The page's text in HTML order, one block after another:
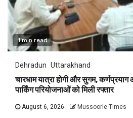
1 min read
Dehradun Uttarakhand
चारधाम यात्रा होगी और सुगम,
पार्किंग परियोजनाओं को मिली रफ्तार
August 6, 2026 Mussoorie Times